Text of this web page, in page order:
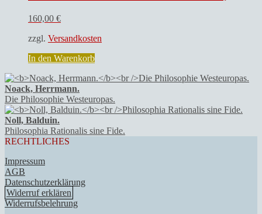
160,00 €
zzgl. Versandkosten
In den Warenkorb
Noack, Herrmann.
Die Philosophie Westeuropas.
Noll, Balduin.
Philosophia Rationalis sine Fide.
RECHTLICHES
Impressum
AGB
Datenschutzerklärung
Widerruf erklären
Widerrufsbelehrung